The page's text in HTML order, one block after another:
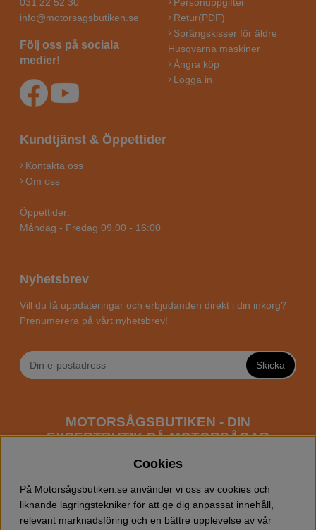
info@motorsagsbutiken.se
Följ oss på sociala
medier!
Retur(PDF)
Sprängskisser för äldre
Husqvarna maskiner
Ångra köp
Logga in
Kundtjänst & Öppettider
Kontakta oss
Om oss
Öppettider:
Måndag - Fredag 09.00 - 16:00
Nyhetsbrev
Vill du få uppdateringar och erbjudanden direkt i din inkorg?
Prenumerera på vårt nyhetsbrev!
Skicka
MOTORSÅGSBUTIKEN - DIN
EXPERTBUTIK PÅ MOTORSÅGAR
fokus mot entusiaster och professionella användare av
motorsågar. Vi erbjuder ett brett sortiment av
Husqvarna motorsågarsamt alla tänkbaratillbehör
Cookies
På Motorsågsbutiken.se använder vi oss av cookies och
liknande lagringstekniker för att ge dig anpassat innehåll,
relevant marknadsföring och en bättre upplevelse av vår